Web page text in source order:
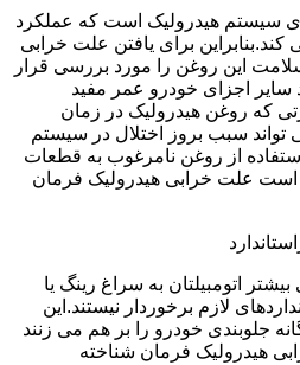
سیستم هیدرولیک است که عملکرد
برای یافتن علت خرابی
این روغن را مورد بررسی قرار
سایر اجزای خودرو عمر مفید
که روغن هیدرولیک در زمان
سبب بروز اختلال در سیستم
از روغن نامرغوب به قطعات
علت خرابی هیدرولیک فرمان
اتومبیلتان به سراغ رینگ یا
لازم برخوردار نیستند.این
غیراستاندارد زوایای ۵ گانه جلوبندی خودرو را بر هم می زنند
هیدرولیک فرمان شناخته